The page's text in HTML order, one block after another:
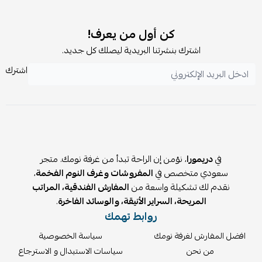
✨ المميزات:
قماش ناعم عالي الكثافة يشبه القطن
حشوة صيفية خفيفة 350 GSM (بديل الحرير)
الخامة: قطن 100%
الحشوة: ميكروفيبر ناعم
🎯 لماذا تختار بكج تاليا؟
كل احتياجاتك في باكج واحد بدون حيرة
أوفر من شراء كل قطعة بشكل منفصل
خصم إضافي 15%
كن أول من يعرف!
اشترك بنشرتنا البريدية ليصلك كل جديد.
اشترك
فيدريمورا، نؤمن إن الراحة تبدأ من غرفة نومك. متجر
سعودي متخصص فيالمفروشات وغرف النوم الفخمة،
نقدم لك تشكيلة واسعة منالمفارش الفندقية، المراتب
المريحة، السراير الأنيقة، والوسائد الفاخرة.
روابط تهمك
افضل المفارش لغرفة نومك
من نحن
سياسة الخصوصية
سياسات الاستبدال و الاسترجاع